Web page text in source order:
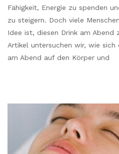
Fähigkeit, Energie zu spenden
zu steigern. Doch viele
Idee ist, diesen Drink am Abend
Artikel untersuchen wir, wie sich
am Abend auf den Körper und